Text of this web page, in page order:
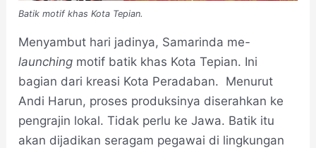
Batik motif khas Kota Tepian.
Menyambut hari jadinya, Samarinda me-
launching motif batik khas Kota Tepian. Ini
bagian dari kreasi Kota Peradaban. Menurut
Andi Harun, proses produksinya diserahkan ke
pengrajin lokal. Tidak perlu ke Jawa. Batik itu
akan dijadikan seragam pegawai di lingkungan